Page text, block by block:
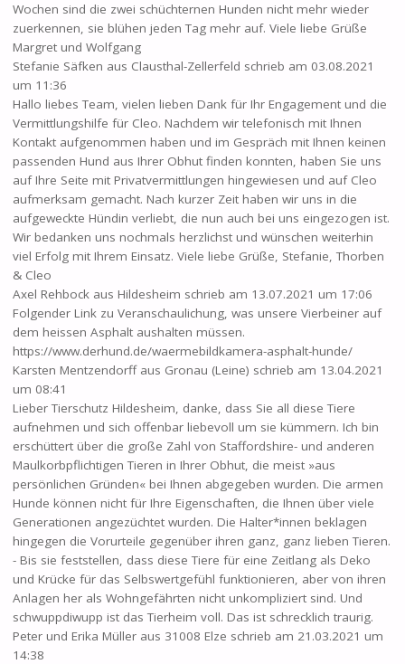
Wochen sind die zwei schüchternen Hunden nicht mehr wieder
zuerkennen, sie blühen jeden Tag mehr auf. Viele liebe Grüße
Margret und Wolfgang
Stefanie Säfken aus Clausthal-Zellerfeld schrieb am 03.08.2021
um 11:36
Hallo liebes Team, vielen lieben Dank für Ihr Engagement und die
Vermittlungshilfe für Cleo. Nachdem wir telefonisch mit Ihnen
Kontakt aufgenommen haben und im Gespräch mit Ihnen keinen
passenden Hund aus Ihrer Obhut finden konnten, haben Sie uns
auf Ihre Seite mit Privatvermittlungen hingewiesen und auf Cleo
aufmerksam gemacht. Nach kurzer Zeit haben wir uns in die
aufgeweckte Hündin verliebt, die nun auch bei uns eingezogen ist.
Wir bedanken uns nochmals herzlichst und wünschen weiterhin
viel Erfolg mit Ihrem Einsatz. Viele liebe Grüße, Stefanie, Thorben
& Cleo
Axel Rehbock aus Hildesheim schrieb am 13.07.2021 um 17:06
Folgender Link zu Veranschaulichung, was unsere Vierbeiner auf
dem heissen Asphalt aushalten müssen.
https://www.derhund.de/waermebildkamera-asphalt-hunde/
Karsten Mentzendorff aus Gronau (Leine) schrieb am 13.04.2021
um 08:41
Lieber Tierschutz Hildesheim, danke, dass Sie all diese Tiere
aufnehmen und sich offenbar liebevoll um sie kümmern. Ich bin
erschüttert über die große Zahl von Staffordshire- und anderen
Maulkorbpflichtigen Tieren in Ihrer Obhut, die meist »aus
persönlichen Gründen« bei Ihnen abgegeben wurden. Die armen
Hunde können nicht für Ihre Eigenschaften, die Ihnen über viele
Generationen angezüchtet wurden. Die Halter*innen beklagen
hingegen die Vorurteile gegenüber ihren ganz, ganz lieben Tieren.
- Bis sie feststellen, dass diese Tiere für eine Zeitlang als Deko
und Krücke für das Selbswertgefühl funktionieren, aber von ihren
Anlagen her als Wohngefährten nicht unkompliziert sind. Und
schwuppdiwupp ist das Tierheim voll. Das ist schrecklich traurig.
Peter und Erika Müller aus 31008 Elze schrieb am 21.03.2021 um
14:38